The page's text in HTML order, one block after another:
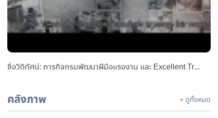
ชื่อวีดิทัศน์: ภารกิจกรมพัฒนาฝีมือแรงงาน และ Excellent Training Center
คลังภาพ + ดูทั้งหมด